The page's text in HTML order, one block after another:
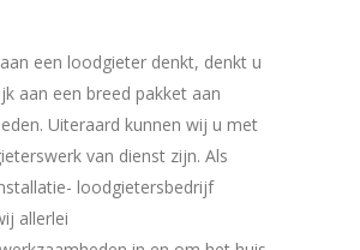
een loodgieter denkt, denkt u
aan een breed pakket aan
Uiteraard kunnen wij u met
van dienst zijn. Als
loodgietersbedrijf
allerlei